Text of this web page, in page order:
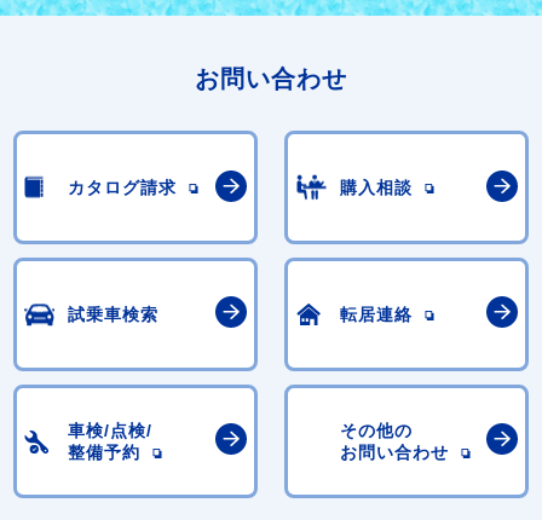
お問い合わせ
カタログ請求 購入相談
試乗車検索 転居連絡
車検/点検/
整備予約
その他の
お問い合わせ